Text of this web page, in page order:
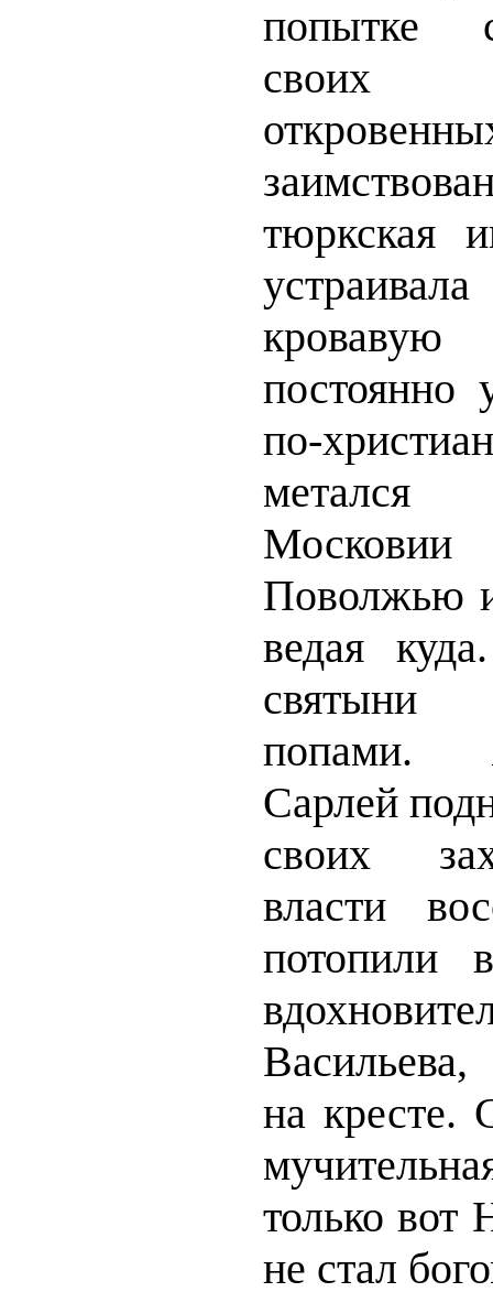
попытке
своих
тюркская
постоянно
по-
Поволжью
ведая
святыни
попами.
Сарлей
своих
власти
на кресте.
только вот
не стал